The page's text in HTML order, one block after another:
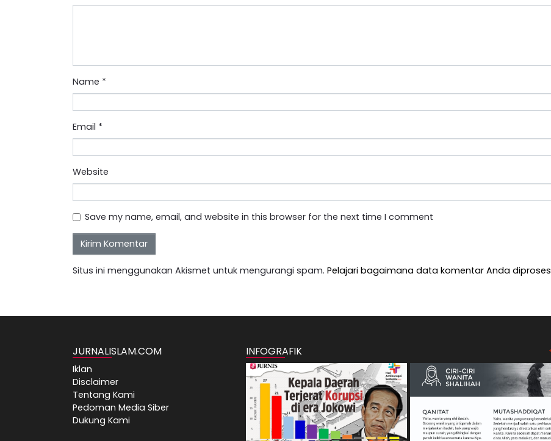
Name *
Email *
Website
Save my name, email, and website in this browser for the next time I comment
Situs ini menggunakan Akismet untuk mengurangi spam. Pelajari bagaimana data komentar Anda diproses
JURNALISLAM.COM
Iklan
Disclaimer
Tentang Kami
Pedoman Media Siber
Dukung Kami
INFOGRAFIK